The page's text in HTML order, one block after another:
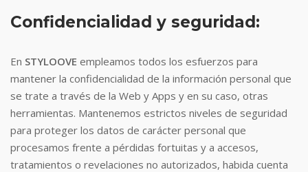
Confidencialidad y seguridad:
En STYLOOVE empleamos todos los esfuerzos para
mantener la confidencialidad de la información personal que
se trate a través de la Web y Apps y en su caso, otras
herramientas. Mantenemos estrictos niveles de seguridad
para proteger los datos de carácter personal que
procesamos frente a pérdidas fortuitas y a accesos,
tratamientos o revelaciones no autorizados, habida cuenta